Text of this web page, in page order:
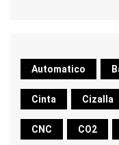
Automatico
Cinta Cizalla
CNC CO2